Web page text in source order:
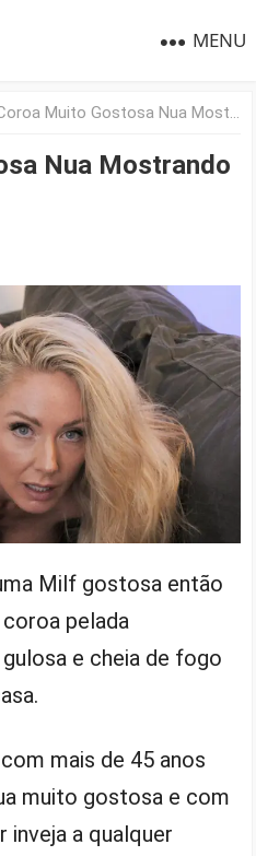
MENU
Muito Gostosa Nua Mostrando a Buceta
Nua Mostrando
Milf gostosa então
pelada
e cheia de fogo
mais de 45 anos
muito gostosa e com
inveja a qualquer